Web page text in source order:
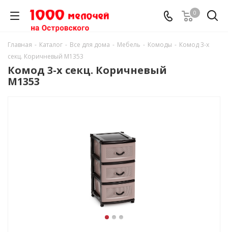
0
Главная - Каталог - Все для дома - Мебель - Комоды - Комод 3-х
секц. Коричневый М1353
Комод 3-х секц. Коричневый
М1353